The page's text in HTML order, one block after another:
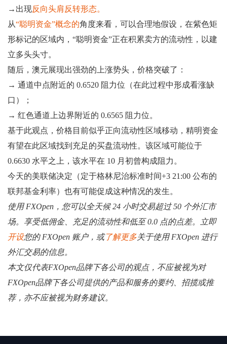
→出现反向头肩反转形态。
从“聪明资金”概念的角度来看，可以合理地假设，在紫色矩
形标记的区域内，“聪明资金”正在积累卖方的流动性，以建
立多头头寸。
随后，澳元展现出强劲的上涨势头，价格突破了：
→ 通道中点附近的 0.6520 阻力位（在此过程中形成看涨缺
口）；
→ 红色通道上边界附近的 0.6565 阻力位。
基于此观点，价格目前似乎正向流动性区域移动，精明资金
有望在此区域找到充足的买盘流动性。该区域可能位于
0.6630 水平之上，该水平在 10 月初曾构成阻力。
今天的美联储决定（定于格林尼治标准时间+3 21:00 公布的
联邦基金利率）也有可能促成这种情况的发生。
使用 FXOpen，您可以全天候 24 小时交易超过 50 个外汇市
场。享受低佣金、充足的流动性和低至 0.0 点的点差。立即
开设您的 FXOpen 账户，或了解更多关于使用 FXOpen 进行
外汇交易的信息。
本文仅代表FXOpen品牌下各公司的观点，不应被视为对
FXOpen品牌下各公司提供的产品和服务的要约、招揽或推
荐，亦不应被视为财务建议。